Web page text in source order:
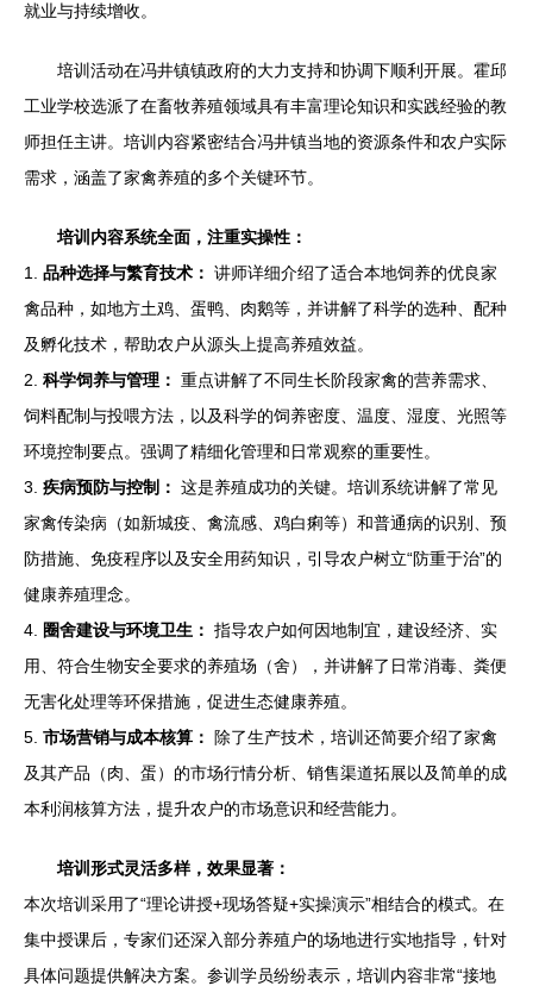
就业与持续增收。
培训活动在冯井镇镇政府的大力支持和协调下顺利开展。霍邱
工业学校选派了在畜牧养殖领域具有丰富理论知识和实践经验的教
师担任主讲。培训内容紧密结合冯井镇当地的资源条件和农户实际
需求，涵盖了家禽养殖的多个关键环节。
培训内容系统全面，注重实操性：
1. 品种选择与繁育技术： 讲师详细介绍了适合本地饲养的优良家
禽品种，如地方土鸡、蛋鸭、肉鹅等，并讲解了科学的选种、配种
及孵化技术，帮助农户从源头上提高养殖效益。
2. 科学饲养与管理： 重点讲解了不同生长阶段家禽的营养需求、
饲料配制与投喂方法，以及科学的饲养密度、温度、湿度、光照等
环境控制要点。强调了精细化管理和日常观察的重要性。
3. 疾病预防与控制： 这是养殖成功的关键。培训系统讲解了常见
家禽传染病（如新城疫、禽流感、鸡白痢等）和普通病的识别、预
防措施、免疫程序以及安全用药知识，引导农户树立“防重于治”的
健康养殖理念。
4.
圈舍建设与环境卫生： 指导农户如何因地制宜，建设经济、实
用、符合生物安全要求的养殖场（舍），并讲解了日常消毒、粪便
无害化处理等环保措施，促进生态健康养殖。
5. 市场营销与成本核算：
除了生产技术，培训还简要介绍了家禽
及其产品（肉、蛋）的市场行情分析、销售渠道拓展以及简单的成
本利润核算方法，提升农户的市场意识和经营能力。
培训形式灵活多样，效果显著：
本次培训采用了“理论讲授+现场答疑+实操演示”相结合的模式。在
集中授课后，专家们还深入部分养殖户的场地进行实地指导，针对
具体问题提供解决方案。参训学员纷纷表示，培训内容非常“接地